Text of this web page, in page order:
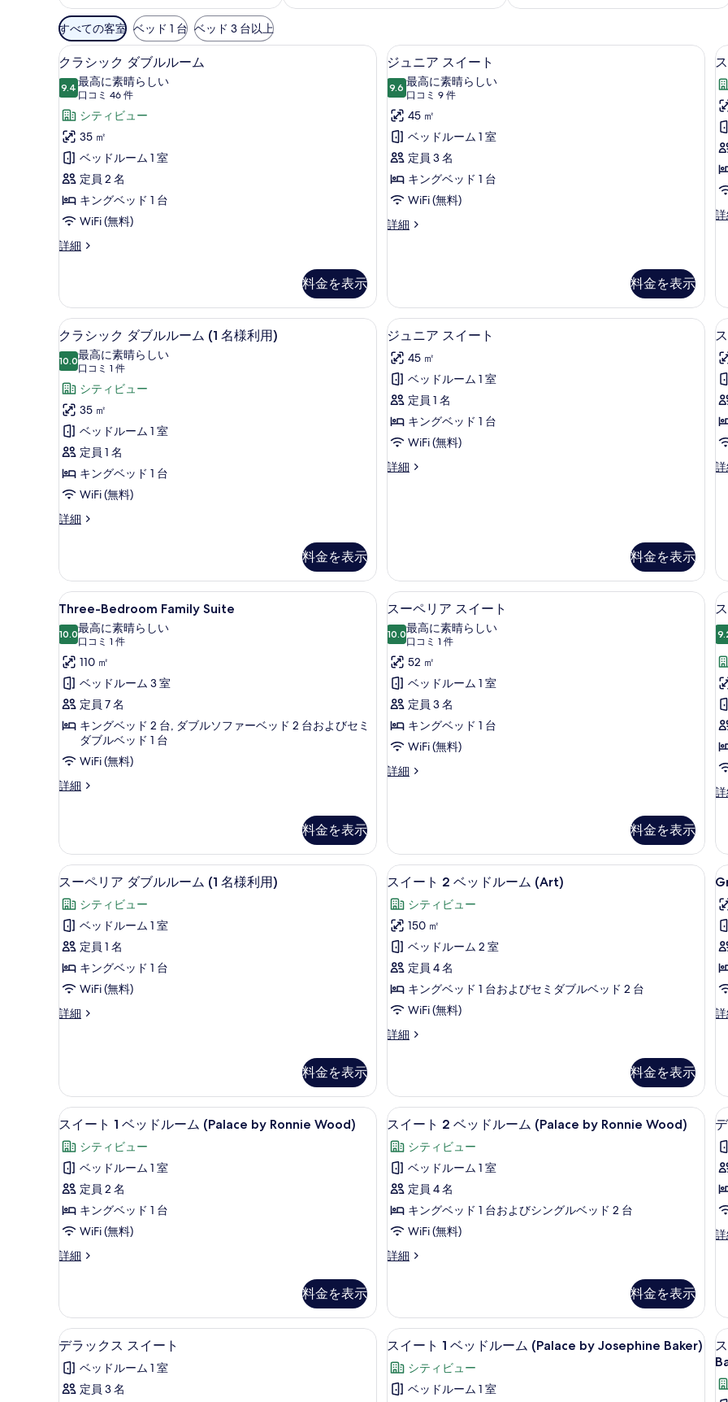
利
用
可
能
な
客
室
の
絞
り
込
み
条
件
すべての客室 ベッド 1 台 ベッド 3 台以上
ク
ラ
シ
ッ
ク
ダ
ブ
ル
ル
ー
す
べ
て
の
写
真
を
表
示
す
る
3
クラシック ダブルルーム
9.410 点中 9.4
最高に素晴らしい
口コミ 46 件
(口
コ
ミ
46
件)
シティビュー
35 ㎡
ベッドルーム 1 室
定員 2 名
キングベッド 1 台
WiFi (無料)
詳細
ク
ク
ダ
ブ
ル
ム
の
詳
細
料金を表示
ジ
ュ
ニ
ア
ス
イ
ー
ト
の
の
写
真
を
表
示
す
エジプト綿のシーツ、高級寝具、羽
7
ジュニア スイート
9.610 点中 9.6
最高に素晴らしい
口コミ 9 件
(口
コ
ミ
9
件)
45 ㎡
ベッドルーム 1 室
定員 3 名
キングベッド 1 台
WiFi (無料)
詳細
ジ
イ
ー
ト
の
詳
細
料金を表示
ス
ッ
ド
ル
ー
ム
の
詳
細
ク
ラ
シ
ッ
ク
ダ
ブ
ル
ル
ー
名
様
利
用)
の
す
べ
て
写
真
示
す
る
3
クラシック ダブルルーム (1 名様利用)
10.010 点中 10.0
最高に素晴らしい
口コミ 1 件
(口
コ
ミ
件)
シティビュー
35 ㎡
ベッドルーム 1 室
定員 1 名
キングベッド 1 台
WiFi (無料)
詳細
ク
ク
ダ
ブ
ル
ム
(1
名
様
利
詳
細
料金を表示
ジ
ュ
ニ
ア
ス
イ
ト
の
写
真
を
表
示
す
る
エジプト綿のシーツ、高級寝具、羽
7
ジュニア スイート
45 ㎡
ベッドルーム 1 室
定員 1 名
キングベッド 1 台
WiFi (無料)
詳細
ジ
ト
の
詳
細
料金を表示
ス
ー
ト
の
詳
細
Three-
Bedroom
Family
Suite
の
す
べ
の
写
表
示
す
る
エジプト綿のシーツ、高級寝具、羽毛の掛け布団、ミニバー
7
Three-Bedroom Family Suite
10.010 点中 10.0
最高に素晴らしい
口コミ 1 件
(口
コ
ミ
1
件)
110 ㎡
ベッドルーム 3 室
定員 7 名
キングベッド 2 台, ダブルソファーベッド 2 台およびセミ
ダブルベッド 1 台
WiFi (無料)
詳細
Three-
の
詳
細
料金を表示
ス
ー
ペ
リ
ア
ス
イ
ー
ト
て
の
写
真
を
表
示
す
エジプト綿のシーツ、高級寝具、羽
3
スーペリア スイート
10.010 点中 10.0
最高に素晴らしい
口コミ 1 件
(口
コ
ミ
1
件)
52 ㎡
ベッドルーム 1 室
定員 3 名
キングベッド 1 台
WiFi (無料)
詳細
ス
ス
イ
ー
ト
の
詳
細
料金を表示
ス
ア
ダ
ブ
ル
ー
ム
の
詳
細
ス
ー
ペ
リ
ア
ダ
ル
ム
(1
名
様
利
用)
の
す
べ
写
真
を
表
エジプト綿のシーツ、高級寝具、羽毛の掛け布団、ミニバー
3
スーペリア ダブルルーム (1 名様利用)
シティビュー
ベッドルーム 1 室
定員 1 名
キングベッド 1 台
WiFi (無料)
詳細
ス
ダ
ブ
ル
ル
ー
ム
(1
名
様
利
用)
の
詳
料金を表示
ス
イ
ー
ト
2
ベ
ッ
ド
ル
ム
(Art)
の
す
べ
て
の
写
真
示
す
る
スイート 2 ベッドルーム (Art) | エジ
14
スイート 2 ベッドルーム (Art)
シティビュー
150 ㎡
ベッドルーム 2 室
定員 4 名
キングベッド 1 台およびセミダブルベッド 2 台
WiFi (無料)
詳細
ス
2
ベ
ッ
ル
ー
ム
(Art)
の
詳
細
料金を表示
ス
イ
ー
ト
1
ベ
ッ
ド
ー
ム
(Palace
by
Ronnie
エジプト綿のシーツ、高級寝具、羽毛の掛け布団、ミニバー
5
スイート 1 ベッドルーム (Palace by Ronnie Wood)
シティビュー
ベッドルーム 1 室
定員 2 名
キングベッド 1 台
WiFi (無料)
詳細
ス
1
ベ
ッ
ル
ー
料金を表示
ス
イ
ー
ト
2
ベ
ッ
ド
ー
ム
(Palace
by
Ronnie
エジプト綿のシーツ、高級寝具、羽
13
スイート 2 ベッドルーム (Palace by Ronnie Wood)
シティビュー
ベッドルーム 1 室
定員 4 名
キングベッド 1 台およびシングルベッド 2 台
WiFi (無料)
詳細
ス
2
ベ
ッ
ル
ー
料金を表示
デ
ス
イ
ー
ト
の
詳
細
デ
ラ
ッ
エジプト綿のシーツ、高級寝具、羽毛の掛け布団、ミニバー
4
デラックス スイート
ベッドルーム 1 室
定員 3 名
ス
イ
ー
エジプト綿のシーツ、高級寝具、羽
6
スイート 1 ベッドルーム (Palace by Josephine Baker)
シティビュー
ベッドルーム 1 室